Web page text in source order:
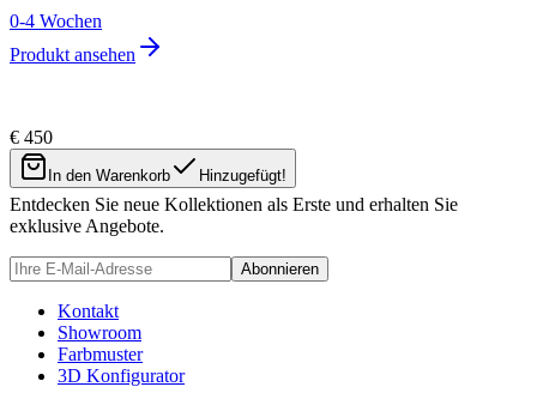
0-4 Wochen
Produkt ansehen
€ 450
In den Warenkorb Hinzugefügt!
Newsletter
Entdecken Sie neue Kollektionen als Erste und erhalten Sie
exklusive Angebote.
Abonnieren
Kontakt
Showroom
Farbmuster
3D Konfigurator